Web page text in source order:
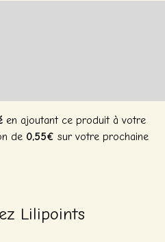
en ajoutant ce produit à votre
de 0,55€ sur votre prochaine
Lilipoints